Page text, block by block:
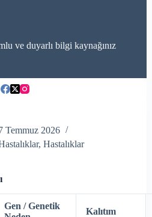
ve duyarlı bilgi kaynağınız
Temmuz 2026
, Hastalıklar
Gen / Genetik
Kalıtım